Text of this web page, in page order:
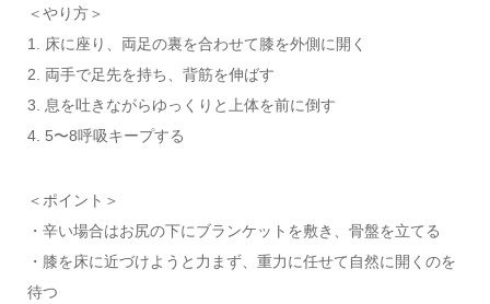
＜やり方＞
1. 床に座り、両足の裏を合わせて膝を外側に開く
2. 両手で足先を持ち、背筋を伸ばす
3. 息を吐きながらゆっくりと上体を前に倒す
4. 5〜8呼吸キープする
＜ポイント＞
・辛い場合はお尻の下にブランケットを敷き、骨盤を立てる
・膝を床に近づけようと力まず、重力に任せて自然に開くのを
待つ